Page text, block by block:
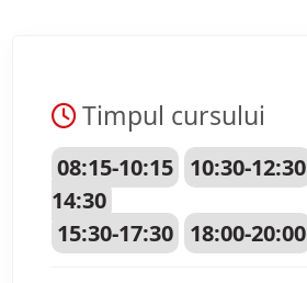
Timpul cursului
08:15-10:15 10:30-12:30
14:30
15:30-17:30
18:00-20:00